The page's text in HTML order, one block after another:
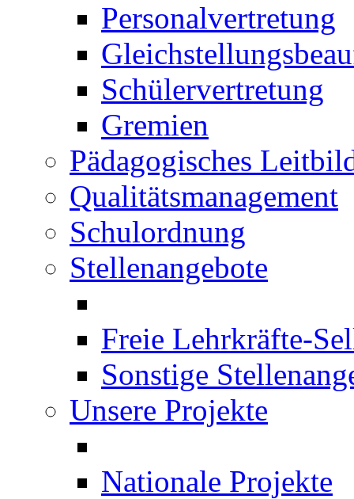
Personalvertretung
Schülervertretung
Gremien
Pädagogisches
Qualitätsmanagement
Schulordnung
Stellenangebote
Freie Lehrkräfte-
Sonstige
Unsere Projekte
Nationale Projekte